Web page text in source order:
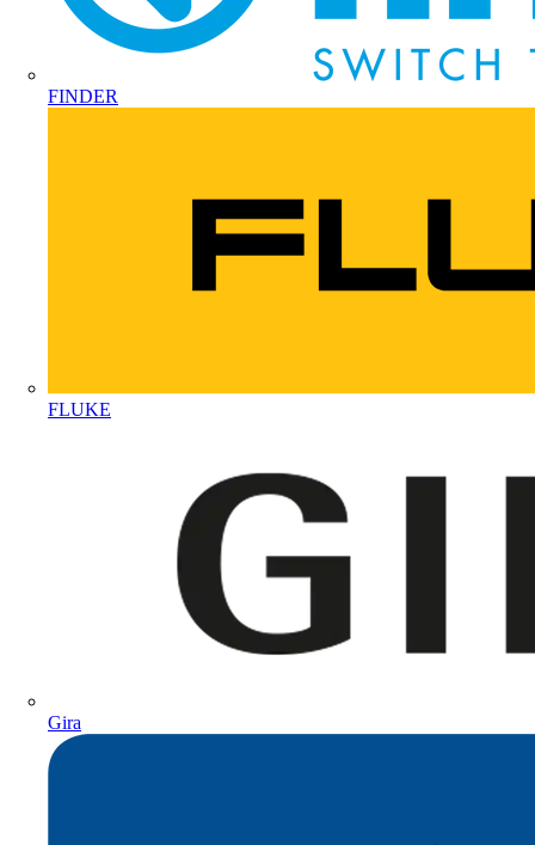
FINDER
FLUKE
Gira